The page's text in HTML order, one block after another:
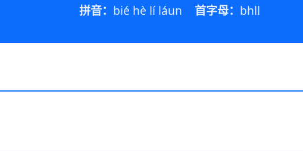
拼音： bié hè lí láun 首字母： bhll